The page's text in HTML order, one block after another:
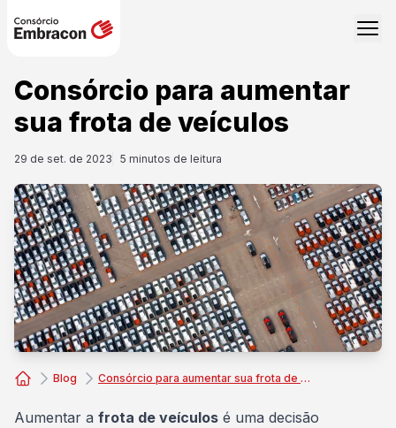
Consórcio para aumentar
sua frota de veículos
29 de set. de 2023 5 minutos de leitura
Blog Consórcio para aumentar sua frota de veículos
Aumentar a frota de veículos é uma decisão